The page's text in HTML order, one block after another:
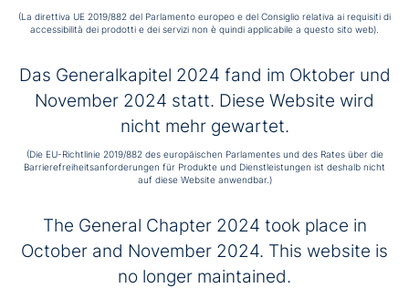
całym świecie charyzmacie niesienia pomocy chorym i
W Mszy uczestniczyli także bracia z polskich
konwentów oraz prezesi, dyrektorzy i kierownicy dzieł
Świętej Ojciec Prowincjał Franciszek Salezy Chmiel
podkreślił szczególny wymiar obecności delegatów
kapitulnych w Krakowie, zaznaczając, że ma on na celu
zaczerpnięcie sił ze źródła Bożego Miłosierdzia, które
Ostatnim etapem podróży był konwent braci
bonifratrów w Krakowie, gdzie miało miejsce uroczyste
poświęcenie pamiątkowej tablicy z okazji 70. Kapituły
(La direttiva UE 2019/882 del Parlamento europeo e del Consiglio relativa ai requisiti di
accessibilità dei prodotti e dei servizi non è quindi applicabile a questo sito web).
Das Generalkapitel 2024 fand im Oktober und
November 2024 statt. Diese Website wird
nicht mehr gewartet.
(Die EU-Richtlinie 2019/882 des europäischen Parlamentes und des Rates über die
Barrierefreiheitsanforderungen für Produkte und Dienstleistungen ist deshalb nicht
auf diese Website anwendbar.)
The General Chapter 2024 took place in
October and November 2024. This website is
no longer maintained.